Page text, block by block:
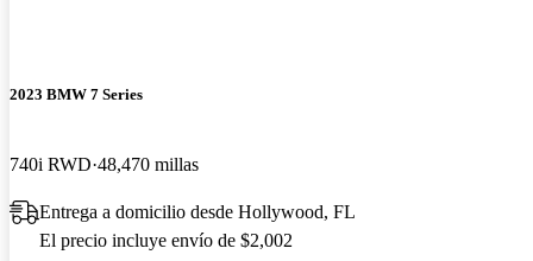
2023 BMW 7 Series
740i RWD 48,470 millas
Entrega a domicilio desde Hollywood, FL
El precio incluye envío de $2,002